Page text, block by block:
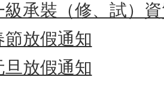
級承裝（修、試）
節放假通知
旦放假通知